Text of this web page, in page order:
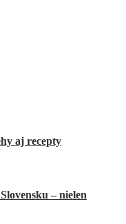
aj recepty
– nielen